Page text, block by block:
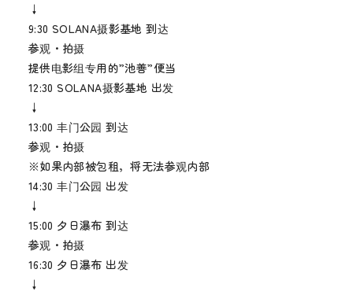
↓
9:30 SOLANA摄影基地 到达
参观・拍摄
提供电影组专用的”池善”便当
12:30 SOLANA摄影基地 出发
↓
13:00 丰门公园 到达
参观・拍摄
※如果内部被包租，将无法参观内部
14:30 丰门公园 出发
↓
15:00 夕日瀑布 到达
参观・拍摄
16:30 夕日瀑布 出发
↓